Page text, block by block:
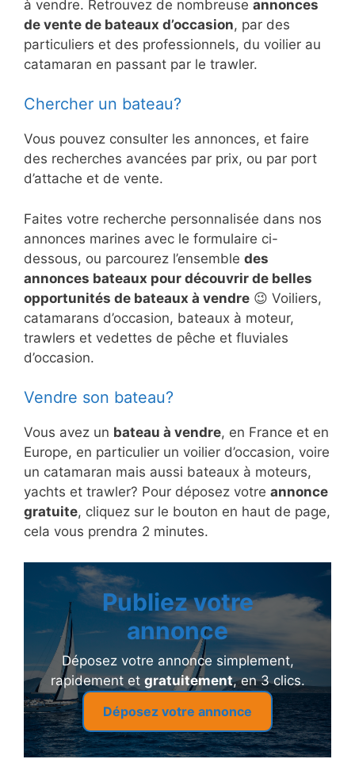
à vendre. Retrouvez de nombreuse annonces
de vente de bateaux d’occasion, par des
particuliers et des professionnels, du voilier au
catamaran en passant par le trawler.
Chercher un bateau?
Vous pouvez consulter les annonces, et faire
des recherches avancées par prix, ou par port
d’attache et de vente.
Faites votre recherche personnalisée dans nos
annonces marines avec le formulaire ci-
dessous, ou parcourez l’ensemble des
annonces bateaux pour découvrir de belles
opportunités de bateaux à vendre 😉 Voiliers,
catamarans d’occasion, bateaux à moteur,
trawlers et vedettes de pêche et fluviales
d’occasion.
Vendre son bateau?
Vous avez un bateau à vendre, en France et en
Europe, en particulier un voilier d’occasion, voire
un catamaran mais aussi bateaux à moteurs,
yachts et trawler? Pour déposez votre annonce
gratuite, cliquez sur le bouton en haut de page,
cela vous prendra 2 minutes.
Publiez votre
annonce
Déposez votre annonce simplement,
rapidement et gratuitement, en 3 clics.
Déposez votre annonce